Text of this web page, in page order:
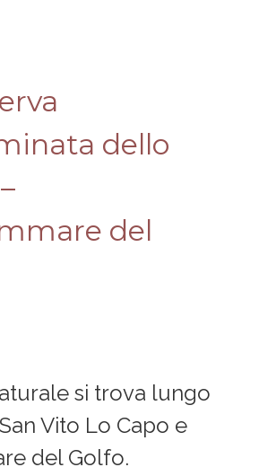
dello
del
si trova lungo
Vito Lo Capo e
del Golfo.